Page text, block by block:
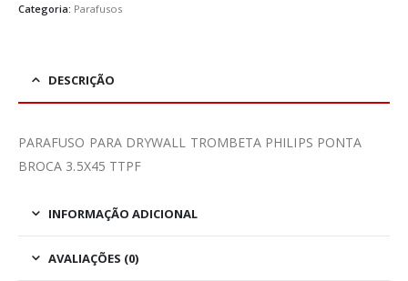
Categoria: Parafusos
DESCRIÇÃO
PARAFUSO PARA DRYWALL TROMBETA PHILIPS PONTA
BROCA 3.5X45 TTPF
INFORMAÇÃO ADICIONAL
AVALIAÇÕES (0)